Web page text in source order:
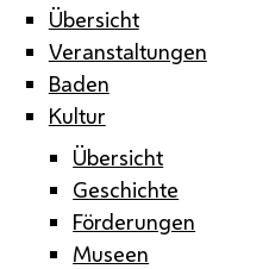
Übersicht
Veranstaltungen
Baden
Kultur
Übersicht
Geschichte
Förderungen
Museen